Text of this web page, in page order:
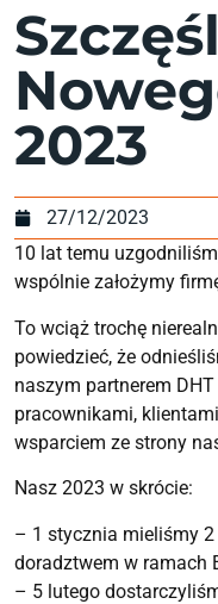
2023
27/12/2023
10 lat temu
wspólnie założymy
To wciąż trochę
powiedzieć, że
naszym partnerem
pracownikami,
wsparciem ze strony
Nasz 2023 w skrócie:
– 1 stycznia mieliśmy
doradztwem w ramach
– 5 lutego